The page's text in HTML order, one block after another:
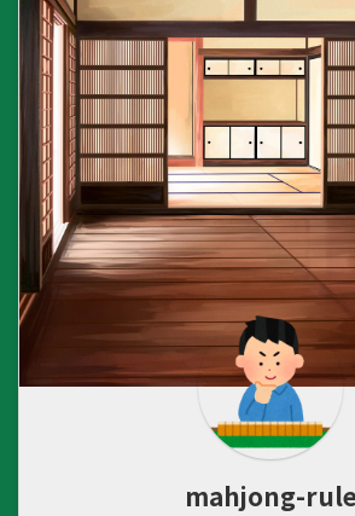
mahjong-rule